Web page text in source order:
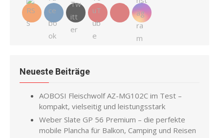
Neueste Beiträge
AOBOSI Fleischwolf AZ-MG102C im Test –
kompakt, vielseitig und leistungsstark
Weber Slate GP 56 Premium – die perfekte
mobile Plancha für Balkon, Camping und Reisen